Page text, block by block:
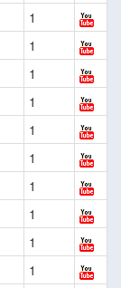
1
1
1
1
1
1
1
1
1
1